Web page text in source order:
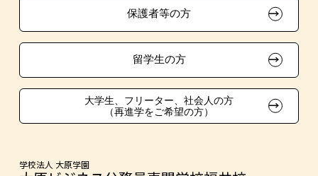
東京経営大学への3年次編入学
大学・短大・公務員併願制度
親族紹介制度
保護者等の方
留学生の方
大学生、フリーター、社会人の方
（再進学をご希望の方）
学校法人 大原学園